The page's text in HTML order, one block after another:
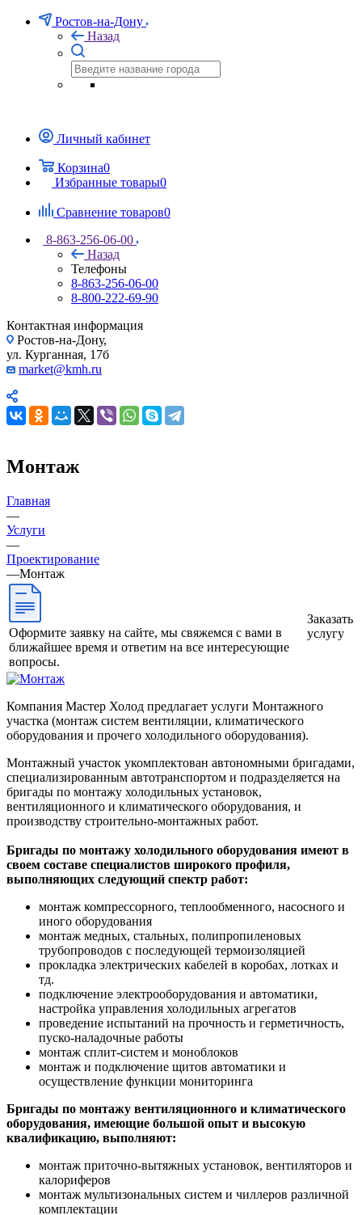
Ростов-на-Дону
Назад
Личный кабинет
Корзина0
Избранные товары0
Сравнение товаров0
8-863-256-06-00
Назад
Телефоны
8-863-256-06-00
8-800-222-69-90
Контактная информация
Ростов-на-Дону,
ул. Курганная, 17б
market@kmh.ru
Монтаж
Главная
—
Услуги
—
Проектирование
—Монтаж
Оформите заявку на сайте, мы свяжемся с вами в
ближайшее время и ответим на все интересующие
вопросы.
Заказать
услугу
Компания Мастер Холод предлагает услуги Монтажного
участка (монтаж систем вентиляции, климатического
оборудования и прочего холодильного оборудования).
Монтажный участок укомплектован автономными бригадами,
специализированным автотранспортом и подразделяется на
бригады по монтажу холодильных установок,
вентиляционного и климатического оборудования, и
производству строительно-монтажных работ.
Бригады по монтажу холодильного оборудования имеют в
своем составе специалистов широкого профиля,
выполняющих следующий спектр работ:
монтаж компрессорного, теплообменного, насосного и
иного оборудования
монтаж медных, стальных, полипропиленовых
трубопроводов с последующей термоизоляцией
прокладка электрических кабелей в коробах, лотках и
тд.
подключение электрооборудования и автоматики,
настройка управления холодильных агрегатов
проведение испытаний на прочность и герметичность,
пуско-наладочные работы
монтаж сплит-систем и моноблоков
монтаж и подключение щитов автоматики и
осуществление функции мониторинга
Бригады по монтажу вентиляционного и климатического
оборудования, имеющие большой опыт и высокую
квалификацию, выполняют:
монтаж приточно-вытяжных установок, вентиляторов и
калориферов
монтаж мультизональных систем и чиллеров различной
комплектации